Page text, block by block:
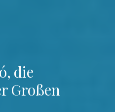
die
Großen